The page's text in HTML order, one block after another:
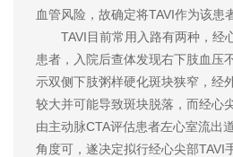
血管风险，故确定将TAVI作为该患
TAVI目前常用入路有两种，经
患者，入院后查体发现右下肢血压
示双侧下肢粥样硬化斑块狭窄，经
较大并可能导致斑块脱落，而经心
由主动脉CTA评估患者左心室流出
角度可，遂决定拟行经心尖部TAVI